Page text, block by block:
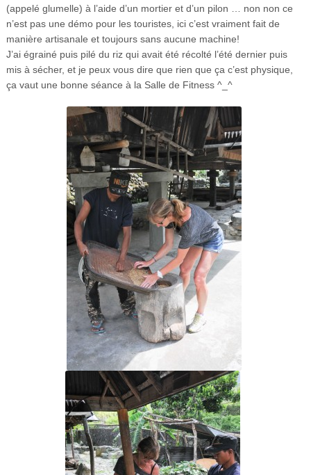
(appelé glumelle) à l’aide d’un mortier et d’un pilon … non non ce
n’est pas une démo pour les touristes, ici c’est vraiment fait de
manière artisanale et toujours sans aucune machine!
J’ai égrainé puis pilé du riz qui avait été récolté l’été dernier puis
mis à sécher, et je peux vous dire que rien que ça c’est physique,
ça vaut une bonne séance à la Salle de Fitness ^_^